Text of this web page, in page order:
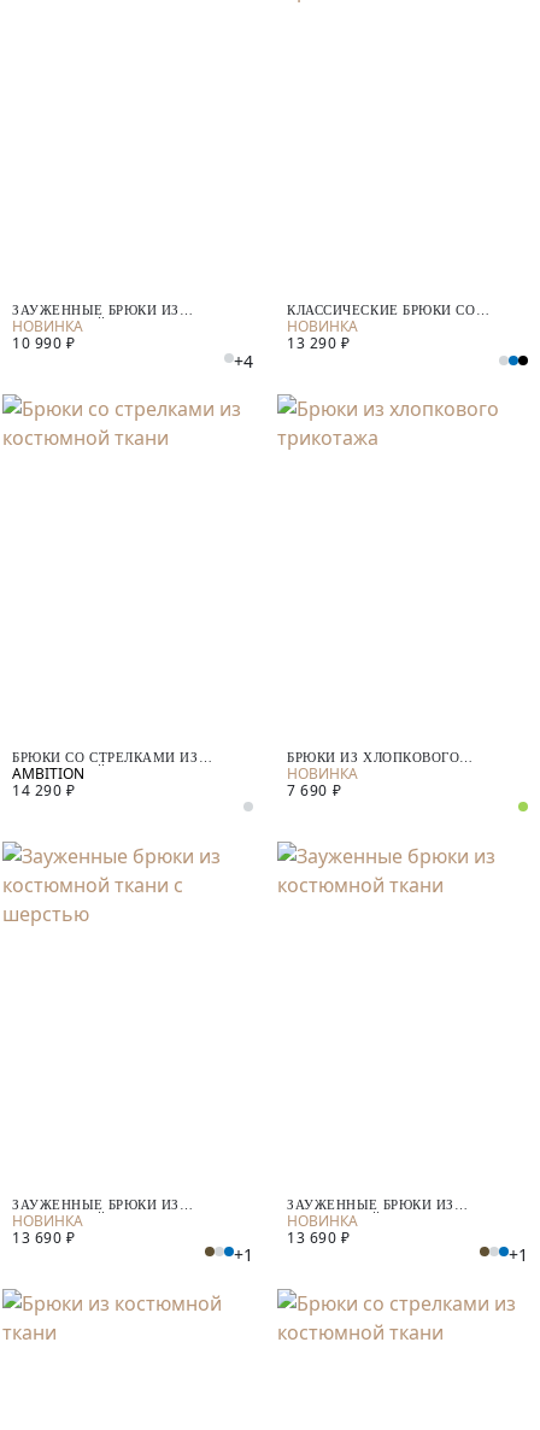
ЗАУЖЕННЫЕ БРЮКИ ИЗ
КОСТЮМНОЙ ТКАНИ
10 990 ₽
+4
КЛАССИЧЕСКИЕ БРЮКИ СО
СТРЕЛКАМИ
13 290 ₽
БРЮКИ СО СТРЕЛКАМИ ИЗ
КОСТЮМНОЙ ТКАНИ
14 290 ₽
БРЮКИ ИЗ ХЛОПКОВОГО
ТРИКОТАЖА
7 690 ₽
ЗАУЖЕННЫЕ БРЮКИ ИЗ
КОСТЮМНОЙ ТКАНИ С ШЕРСТЬЮ
13 690 ₽
+1
ЗАУЖЕННЫЕ БРЮКИ ИЗ
КОСТЮМНОЙ ТКАНИ
13 690 ₽
+1